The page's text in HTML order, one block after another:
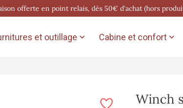
offerte en point relais, dès 50€ d'achat (hors
et outillage  Cabine et confort 
Winch